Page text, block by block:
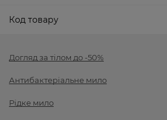
Код товару
Догляд за тілом до -50%
Антибактеріальне мило
Рідке мило